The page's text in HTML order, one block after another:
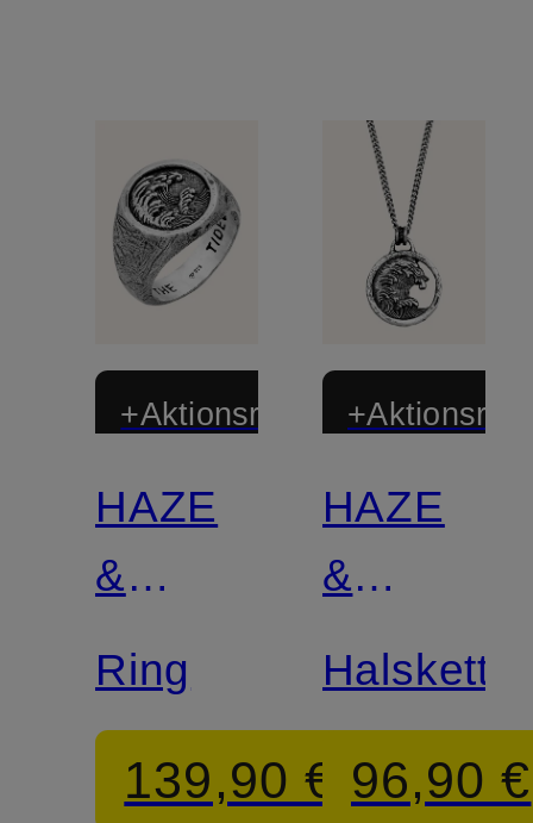
+Aktionsrabatt
HAZE
&
GLORY
Ring
139,90 €
HAZE
&
GLORY
Halskette
96,90 €